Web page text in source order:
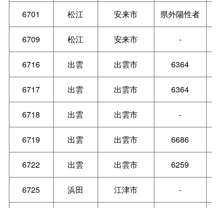
6701 松江 安来市 県外陽性者
6709 松江 安来市 -
6716 出雲 出雲市 6364
6717 出雲 出雲市 6364
6718 出雲 出雲市 -
6719 出雲 出雲市 6686
6722 出雲 出雲市 6259
6725 浜田 江津市 -